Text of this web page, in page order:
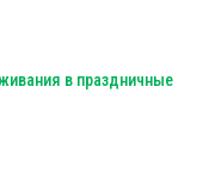
в праздничные